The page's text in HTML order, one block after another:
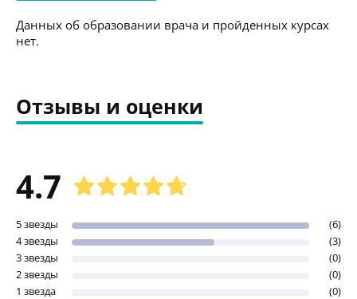
Данных об образовании врача и пройденных курсах
нет.
Отзывы и оценки
4.7
5 звезды
(6)
4 звезды
(3)
3 звезды
(0)
2 звезды
(0)
1 звезда
(0)